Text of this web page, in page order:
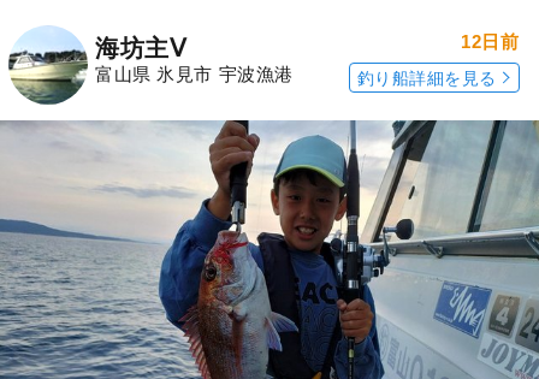
海坊主Ⅴ
富山県 氷見市 宇波漁港
12日前
釣り船詳細を見る